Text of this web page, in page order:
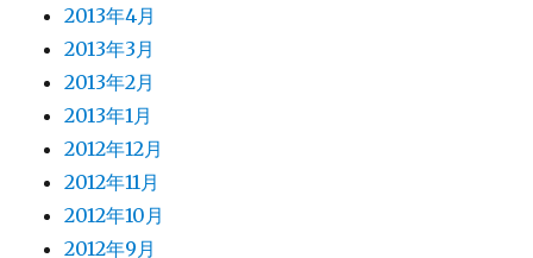
2013年4月
2013年3月
2013年2月
2013年1月
2012年12月
2012年11月
2012年10月
2012年9月